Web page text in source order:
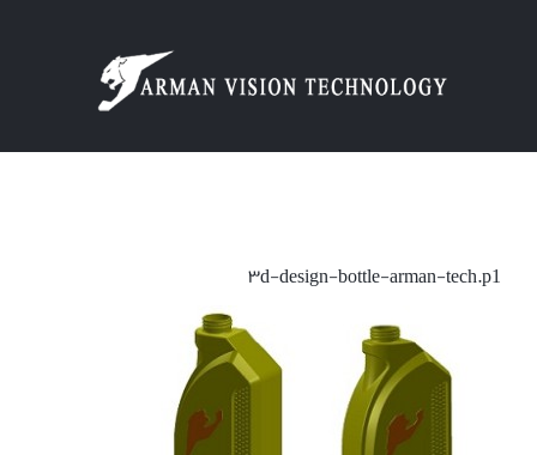
۳d-design-bottle-arman-tech.p1